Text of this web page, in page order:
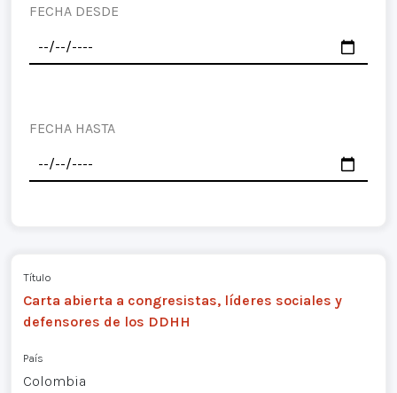
FECHA DESDE
FECHA HASTA
Título
Carta abierta a congresistas, líderes sociales y
defensores de los DDHH
País
Colombia